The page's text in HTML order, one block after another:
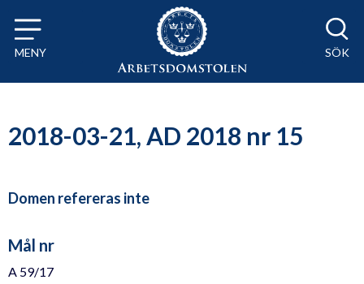
Till innehåll på sidan x
MENY SÖK
2018-03-21, AD 2018 nr 15
Domen refereras inte
Mål nr
A 59/17